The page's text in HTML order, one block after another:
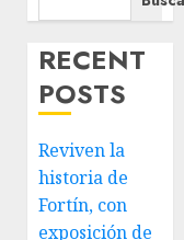
RECENT
POSTS
Reviven la
historia de
Fortín, con
exposición de